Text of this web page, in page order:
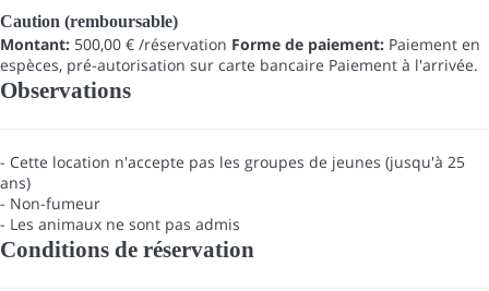
Caution (remboursable)
Montant: 500,00 € /réservation Forme de paiement: Paiement en
espèces, pré-autorisation sur carte bancaire Paiement à l'arrivée.
Observations
- Cette location n'accepte pas les groupes de jeunes (jusqu'à 25
ans)
- Non-fumeur
- Les animaux ne sont pas admis
Conditions de réservation